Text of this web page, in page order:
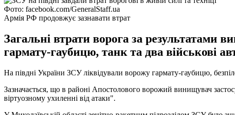
Фото: facebook.com/GeneralStaff.ua
Армія РФ продовжує зазнавати втрат
Загальні втрати ворога за результатами
гармату-гаубицю, танк та два військові
На півдні України ЗСУ ліквідували ворожу гармату-гаубицю,
Зазначається, що в районі Апостолового ворожий винищувач
віртуозному ухиленні від атаки".